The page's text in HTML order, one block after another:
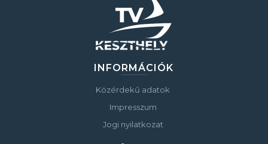
INFORMÁCIÓK
Közérdekű adatok
Impresszum
Jogi nyilatkozat